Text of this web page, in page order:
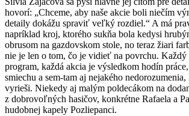
hovorí: „Chceme, aby naše akcie boli niečím
detaily dokážu spraviť veľký rozdiel.“ A má
napríklad kroj, ktorého sukňa bola kedysi
obrusom na gazdovskom stole, no teraz žiari
nie je len o tom, čo je vidieť na povrchu.
program, každá akcia je výsledkom hodín
smiechu a sem-tam aj nejakého
vyrieši. Niekedy aj malým poldecákom na
z dobrovoľných hasičov, konkrétne Rafaela a
hudobnej kapely Pozliepanci.